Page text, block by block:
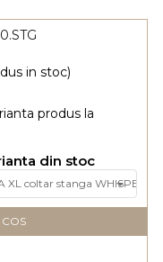
in stoc)
produs la
din stoc